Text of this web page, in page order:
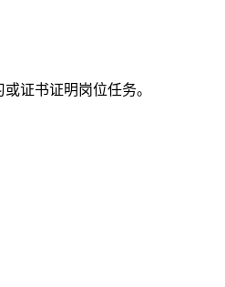
证书证明岗位任务。